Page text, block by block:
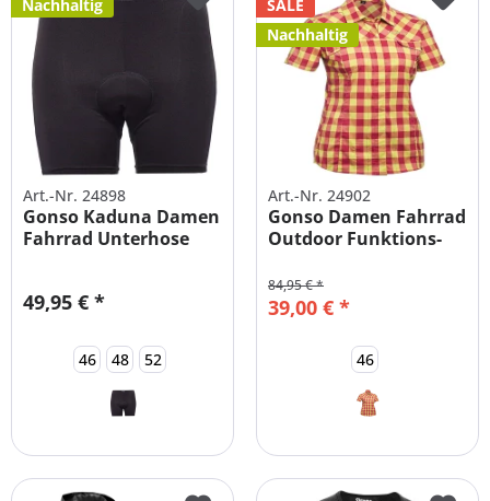
Nachhaltig
Art.-Nr. 24898
Gonso Kaduna Damen
Fahrrad Unterhose
49,95 € *
46 48 52
SALE
Nachhaltig
Art.-Nr. 24902
Gonso Damen Fahrrad
Outdoor Funktions-
39,00 € *
84,95 € *
46